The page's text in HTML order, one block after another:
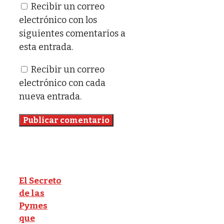
Recibir un correo
electrónico con los
siguientes comentarios a
esta entrada.
Recibir un correo
electrónico con cada
nueva entrada.
El Secreto
de las
Pymes
que